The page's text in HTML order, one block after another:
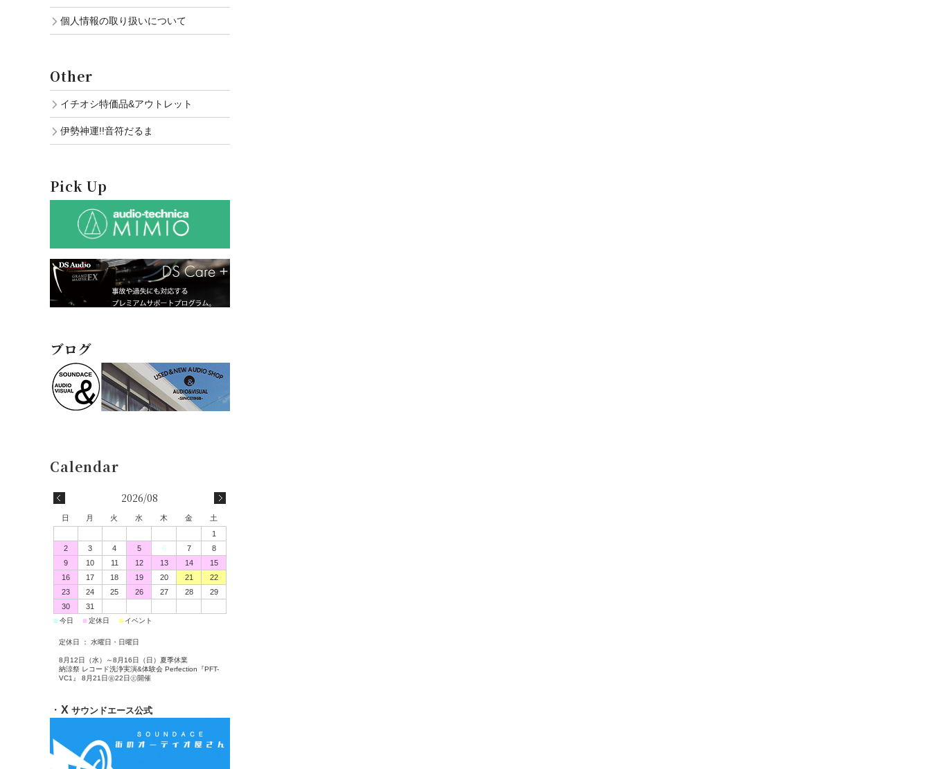
個人情報の取り扱いについて
Other
イチオシ特価品&アウトレット
伊勢神運!!音符だるま
Pick Up
ブログ
2026/08
日 月 火 水 木 金
土
1
2
3 4 5 6 7
8
9
10 11 12 13 14
15
16
17 18 19 20 21
22
23
24 25 26 27 28
29
30
31
■今日 ■定休日 ■ イベント
定休日 ： 水曜日・日曜日
8月12日（水）～8月16日（日）夏季休業
納涼祭 レコード洗浄実演&体験会 Perfection『PFT-
VC1』 8月21日㊎22日㊏開催
・ X サウンドエース公式